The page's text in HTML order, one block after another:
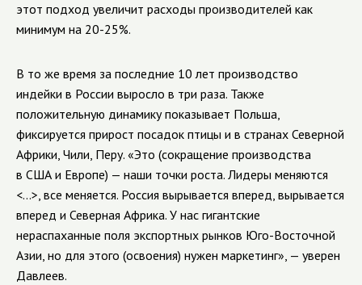
этот подход увеличит расходы производителей как
минимум на 20-25%.
В то же время за последние 10 лет производство
индейки в России выросло в три раза. Также
положительную динамику показывает Польша,
фиксируется прирост посадок птицы и в странах Северной
Африки, Чили, Перу. «Это (сокращение производства
в США и Европе) — наши точки роста. Лидеры меняются
<...>, все меняется. Россия вырывается вперед, вырывается
вперед и Северная Африка. У нас гигантские
нераспаханные поля экспортных рынков Юго-Восточной
Азии, но для этого (освоения) нужен маркетинг», — уверен
Давлеев.